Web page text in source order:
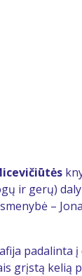
ir gerų)
–
padalinta į
grįstą kelią